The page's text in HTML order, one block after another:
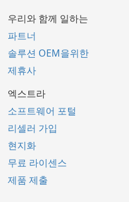
우리와 함께 일하는
파트너
솔루션 OEM을위한
제휴사
엑스트라
소프트웨어 포털
리셀러 가입
현지화
무료 라이센스
제품 제출